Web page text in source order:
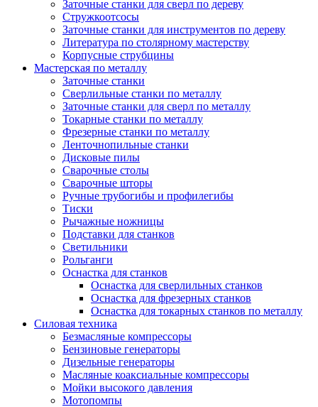
Заточные станки для сверл по дереву
Стружкоотсосы
Заточные станки для инструментов по дереву
Литература по столярному мастерству
Корпусные струбцины
Мастерская по металлу
Заточные станки
Сверлильные станки по металлу
Заточные станки для сверл по металлу
Токарные станки по металлу
Фрезерные станки по металлу
Ленточнопильные станки
Дисковые пилы
Сварочные столы
Сварочные шторы
Ручные трубогибы и профилегибы
Тиски
Рычажные ножницы
Подставки для станков
Светильники
Рольганги
Оснастка для станков
Оснастка для сверлильных станков
Оснастка для фрезерных станков
Оснастка для токарных станков по металлу
Силовая техника
Безмасляные компрессоры
Бензиновые генераторы
Дизельные генераторы
Масляные коаксиальные компрессоры
Мойки высокого давления
Мотопомпы